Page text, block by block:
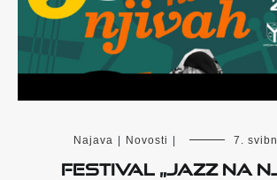
Najava | Novosti | 7.
Festival „Jazz na